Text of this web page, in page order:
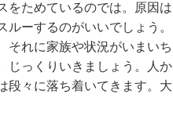
をためているのでは。原因は
ーするのがいいでしょう。
それに家族や状況がいまいち
じっくりいきましょう。人か
段々に落ち着いてきます。大